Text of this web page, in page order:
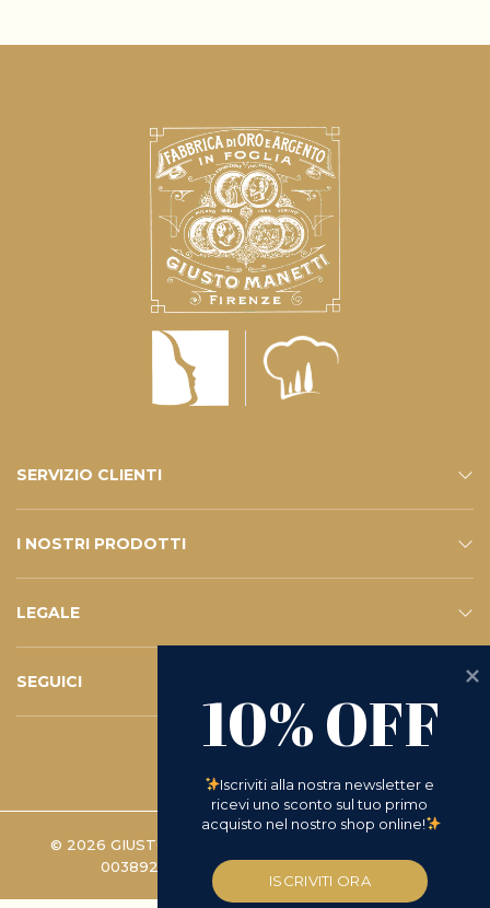
SERVIZIO CLIENTI
CONTATTI
SERVIZIO E-SHOP
FAQ – LE VOSTRE DOMANDE
ISCRIVITI ALLA NEWSLETTER
I NOSTRI PRODOTTI
ESHOP
CATALOGO
LEGALE
PRIVACY POLICY
WHISTLEBLOWING
COOKIE POLICY
TERMINI E CONDIZIONI
D.LGS 231/2001
RICHIESTA DI RESO
SEGUICI
INSTAGRAM
FACEBOOK
LINKEDIN
YOUTUBE
© 2026 GIUSTO MANETTI BATTILORO S.P.A. | P.IVA
00389280488 -PREFERENZE COOKIE
10% OFF
Iscriviti alla nostra newsletter e
ricevi uno sconto sul tuo primo
acquisto nel nostro shop online!
ISCRIVITI ORA